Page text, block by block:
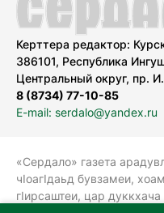
Керттера редактор:
386101, Республика
Центральный округ, пр.
8 (8734) 77-10-85
E-mail: serdalo@yandex.ru
«Сердало» газета
чIоагIдаьд бувзамеи,
гIирсаштеи, цар дуккхача